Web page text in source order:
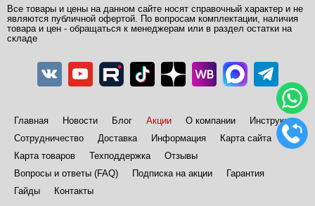
Все товары и цены на данном сайте носят справочный характер и не
являются публичной офертой. По вопросам комплектации, наличия
товара и цен - обращаться к менеджерам или в раздел остатки на
складе
Главная Новости Блог Акции О компании
Инструкции
Сотрудничество
Доставка Информация
Карта сайта
Карта товаров
Техподдержка
Отзывы
Вопросы и ответы (FAQ)
Подписка на акции
Гарантия
Гайды
Контакты